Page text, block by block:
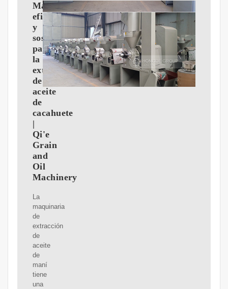
Maquinaria
eficiente
y
sostenible
para
la
extracción
de
aceite
de
cacahuete
|
Qi'e
Grain
and
Oil
Machinery
La
maquinaria
de
extracción
de
aceite
de
maní
tiene
una